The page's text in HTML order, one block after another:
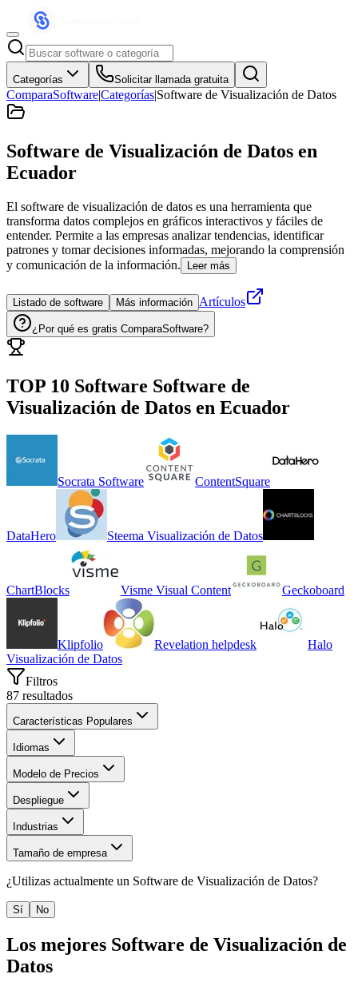
Categorías Solicitar llamada gratuita
ComparaSoftware|Categorías|Software de Visualización de Datos
Software de Visualización de Datos en
Ecuador
El software de visualización de datos es una herramienta que
transforma datos complejos en gráficos interactivos y fáciles de
entender. Permite a las empresas analizar tendencias, identificar
patrones y tomar decisiones informadas, mejorando la comprensión
y comunicación de la información.
Leer más
Listado de software Más información Artículos
¿Por qué es gratis ComparaSoftware?
TOP 10 Software Software de
Visualización de Datos en Ecuador
Socrata Software ContentSquare
DataHero Steema Visualización de Datos
ChartBlocks Visme Visual Content Geckoboard
Klipfolio Revelation helpdesk
Halo
Visualización de Datos
Filtros
87 resultados
Características Populares
Idiomas
Modelo de Precios
Despliegue
Industrias
Tamaño de empresa
¿Utilizas actualmente un Software de Visualización de Datos?
Sí No
Los mejores Software de Visualización de
Datos